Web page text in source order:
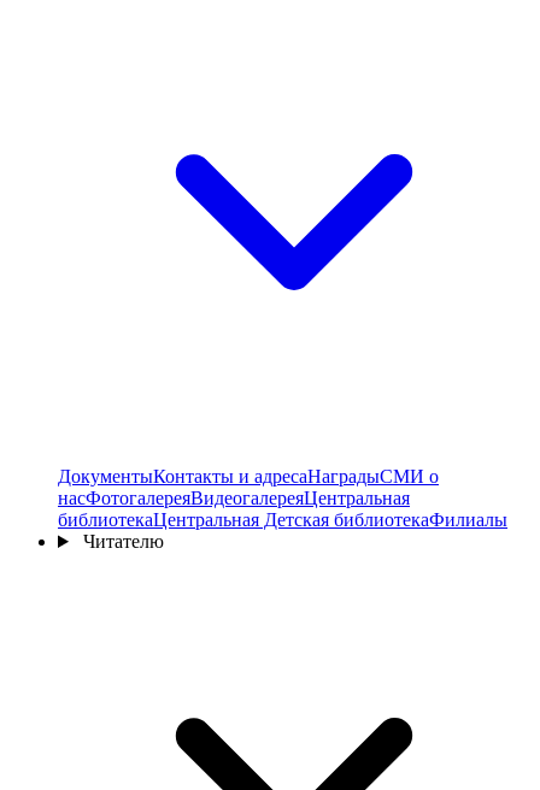
ДокументыКонтакты и адресаНаградыСМИ о
насФотогалереяВидеогалереяЦентральная
библиотекаЦентральная Детская библиотекаФилиалы
Читателю